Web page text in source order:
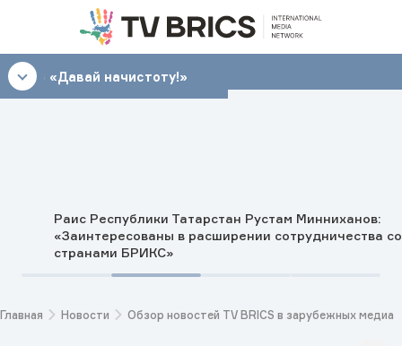
17:30 «Давай начистоту!»
Раис Республики Татарстан Рустам Минниханов:
«Заинтересованы в расширении сотрудничества со
странами БРИКС»
Главная Новости Обзор новостей TV BRICS в зарубежных медиа